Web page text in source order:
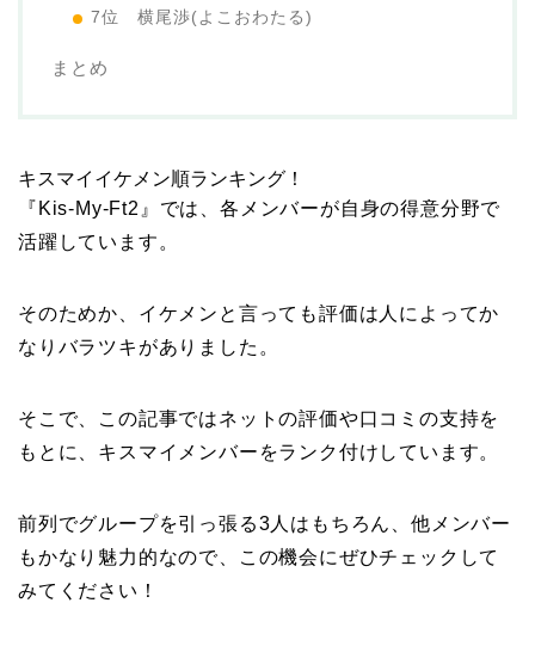
7位 横尾渉(よこおわたる)
まとめ
キスマイイケメン順ランキング！
『Kis-My-Ft2』では、各メンバーが自身の得意分野で
活躍しています。
そのためか、イケメンと言っても評価は人によってか
なりバラツキがありました。
そこで、この記事ではネットの評価や口コミの支持を
もとに、キスマイメンバーをランク付けしています。
前列でグループを引っ張る3人はもちろん、他メンバー
もかなり魅力的なので、この機会にぜひチェックして
みてください！